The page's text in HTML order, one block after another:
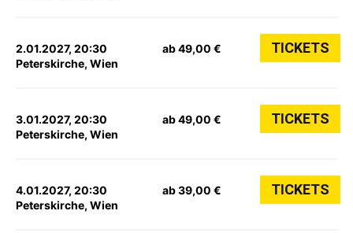
2.01.2027, 20:30
Peterskirche, Wien
ab 49,00 € TICKETS
3.01.2027, 20:30
Peterskirche, Wien
ab 49,00 € TICKETS
4.01.2027, 20:30
Peterskirche, Wien
ab 39,00 € TICKETS